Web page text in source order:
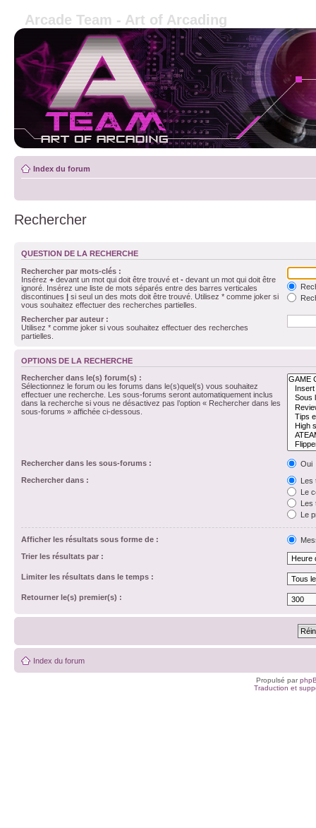
Arcade Team - Art of Arcading
Index du forum
Rechercher
QUESTION DE LA RECHERCHE
Rechercher par mots-clés :
Insérez + devant un mot qui doit être trouvé et - devant un mot qui doit être
ignoré. Insérez une liste de mots séparés entre des barres verticales
discontinues | si seul un des mots doit être trouvé. Utilisez * comme joker si
vous souhaitez effectuer des recherches partielles.
Rechercher par auteur :
Utilisez * comme joker si vous souhaitez effectuer des recherches
partielles.
OPTIONS DE LA RECHERCHE
Rechercher dans le(s) forum(s) :
Sélectionnez le forum ou les forums dans le(s)quel(s) vous souhaitez
effectuer une recherche. Les sous-forums seront automatiquement inclus
dans la recherche si vous ne désactivez pas l’option « Rechercher dans les
sous-forums » affichée ci-dessous.
Rechercher dans les sous-forums :
Oui
Rechercher dans :
Les
Le
Les
Le
Afficher les résultats sous forme de :
Trier les résultats par :
Limiter les résultats dans le temps :
Retourner le(s) premier(s) :
Index du forum
Propulsé par
Traduction et